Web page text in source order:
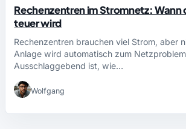
Rechenzentren im Stromnetz: Wann
teuer wird
Rechenzentren brauchen viel Strom, aber
Anlage wird automatisch zum
Ausschlaggebend ist, wie…
Wolfgang